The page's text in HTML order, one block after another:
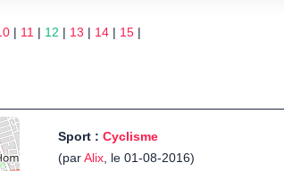
| 11 | 12 | 13 | 14 | 15 |
Sport : Cyclisme
(parAlix, le 01-08-2016)